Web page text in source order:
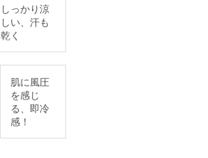
しっかり涼
しい、汗も
乾く
肌に風圧
を感じ
る、即冷
感！